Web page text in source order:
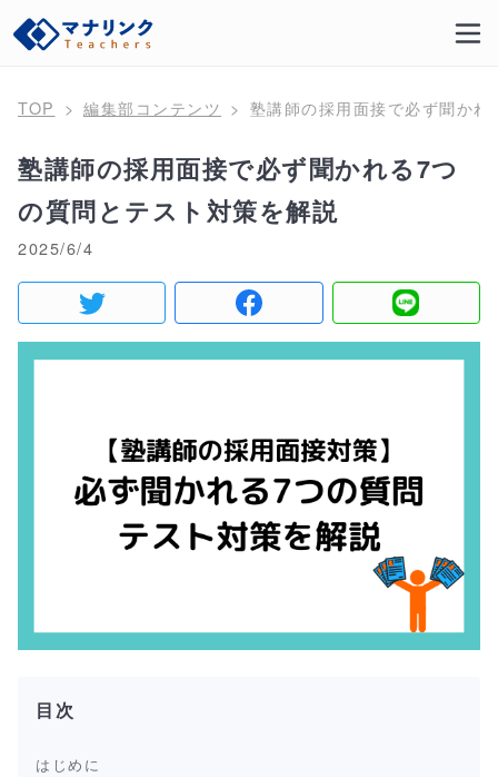
TOP 編集部コンテンツ 塾講師の採用面接で必ず聞か
塾講師の採用面接で必ず聞かれる7つ
の質問とテスト対策を解説
2025/6/4
目次
はじめに